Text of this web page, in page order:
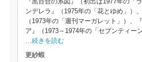
ンデレラ』（1975年の「花とゆめ」）、
（1973年の「週刊マーガレット」）、
ア』（1973～1974年の「セブンティー
…続きを読む
更紗蝦